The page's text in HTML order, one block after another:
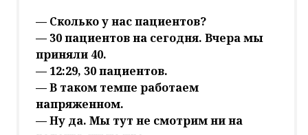
— Cколько у нас пациентов?
— 30 пациентов на сегодня. Вчера мы
приняли 40.
— 12:29, 30 пациентов.
— В таком темпе работаем
напряженном.
— Ну да. Мы тут не смотрим ни на